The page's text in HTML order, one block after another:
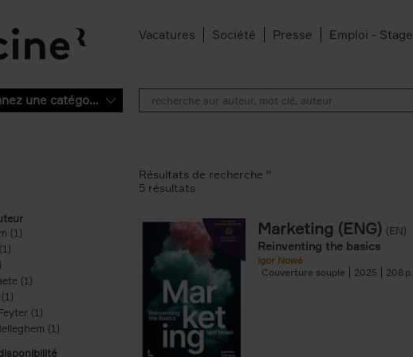
Vacatures Société Presse Emploi - Stage
Sélectionnez une catégorie
(1)
(1) Apply Isabel Verstraete filter
(1) Apply Jozefien De Feyter filter
(1) Apply Steven Van Belleghem filter
Résultats de recherche ''
5 résultats
Marketing (ENG) (EN)
Reinventing the basics
Igor Nowé
Couverture souple
2025 208